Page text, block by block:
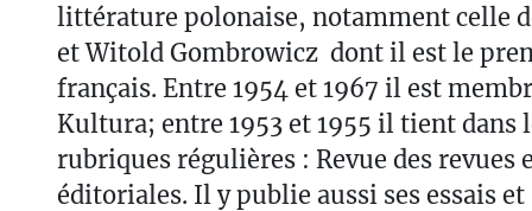
littérature polonaise, notamment celle
et Witold Gombrowicz dont il est le
français. Entre 1954 et 1967 il est
Kultura; entre 1953 et 1955 il tient dans
rubriques régulières : Revue des revues
éditoriales. Il y publie aussi ses essais et